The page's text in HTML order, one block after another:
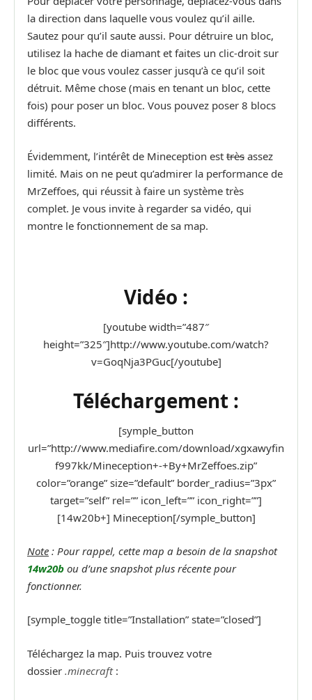
la direction dans laquelle vous voulez qu’il aille.
Sautez pour qu’il saute aussi. Pour détruire un bloc,
utilisez la hache de diamant et faites un clic-droit sur
le bloc que vous voulez casser jusqu’à ce qu’il soit
détruit. Même chose (mais en tenant un bloc, cette
fois) pour poser un bloc. Vous pouvez poser 8 blocs
différents.
Évidemment, l’intérêt de Mineception est très assez
limité. Mais on ne peut qu’admirer la performance de
MrZeffoes, qui réussit à faire un système très
complet. Je vous invite à regarder sa vidéo, qui
montre le fonctionnement de sa map.
Vidéo :
[youtube width=”487″
height=”325″]http://www.youtube.com/watch?
v=GoqNja3PGuc[/youtube]
Téléchargement :
[symple_button
url=”http://www.mediafire.com/download/xgxawyfin
f997kk/Mineception+-+By+MrZeffoes.zip”
color=”orange” size=”default” border_radius=”3px”
target=”self” rel=”” icon_left=”” icon_right=””]
[14w20b+] Mineception[/symple_button]
Note : Pour rappel, cette map a besoin de la snapshot
14w20b ou d’une snapshot plus récente pour
fonctionner.
[symple_toggle title=”Installation” state=”closed”]
Téléchargez la map. Puis trouvez votre
dossier .minecraft: